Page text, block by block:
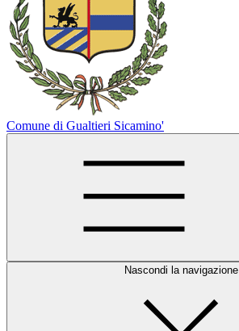
Comune di Gualtieri Sicamino'
Nascondi la navigazione